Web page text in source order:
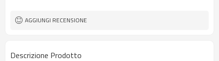
AGGIUNGI RECENSIONE
Descrizione Prodotto